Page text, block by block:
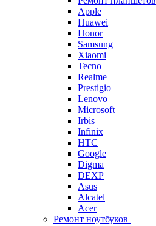
Apple
Huawei
Honor
Samsung
Xiaomi
Tecno
Realme
Prestigio
Lenovo
Microsoft
Irbis
Infinix
HTC
Google
Digma
DEXP
Asus
Alcatel
Acer
Ремонт ноутбуков